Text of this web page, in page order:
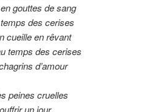
gouttes de sang
des cerises
cueille en rêvant
temps des cerises
d’amour
peines cruelles
un jour